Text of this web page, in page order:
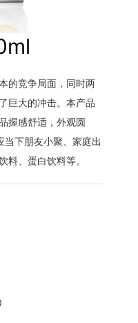
的竞争局面，同时两
巨大的冲击。本产品
握感舒适，外观圆
下朋友小聚、家庭出
料、蛋白饮料等。